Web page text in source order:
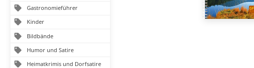
Gastronomieführer
Kinder
Bildbände
Humor und Satire
Heimatkrimis und Dorfsatire